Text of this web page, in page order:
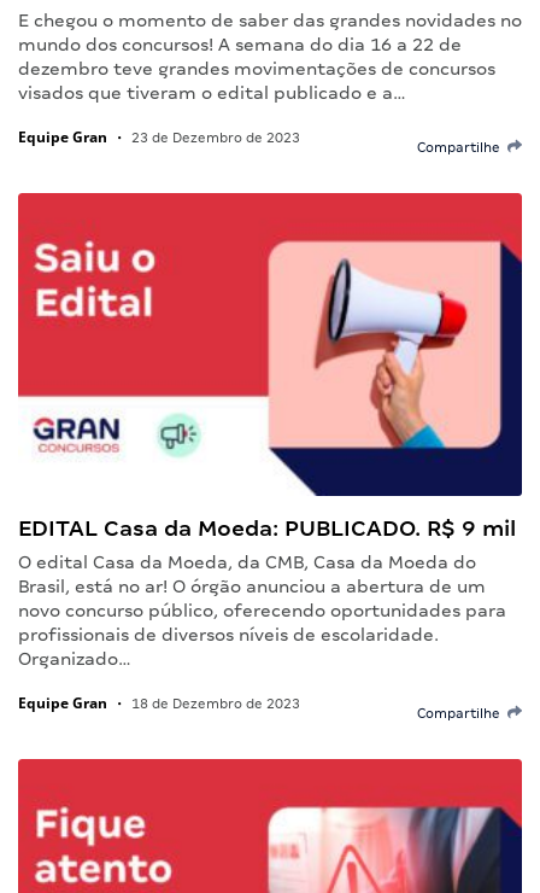
E chegou o momento de saber das grandes novidades no
mundo dos concursos! A semana do dia 16 a 22 de
dezembro teve grandes movimentações de concursos
visados que tiveram o edital publicado e a…
Equipe Gran • 23 de Dezembro de 2023
Compartilhe
EDITAL Casa da Moeda: PUBLICADO. R$ 9 mil
O edital Casa da Moeda, da CMB, Casa da Moeda do
Brasil, está no ar! O órgão anunciou a abertura de um
novo concurso público, oferecendo oportunidades para
profissionais de diversos níveis de escolaridade.
Organizado…
Equipe Gran • 18 de Dezembro de 2023
Compartilhe